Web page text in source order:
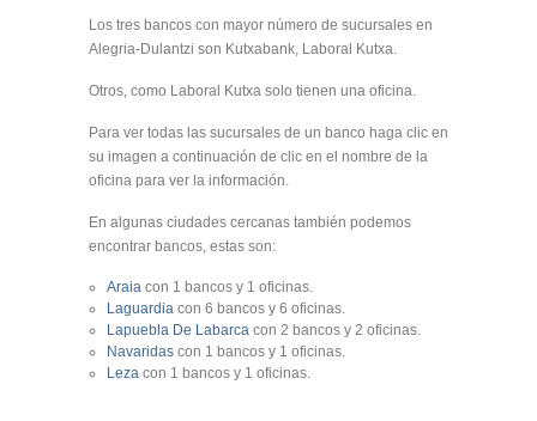
Los tres bancos con mayor número de sucursales en
Alegria-Dulantzi son Kutxabank, Laboral Kutxa.
Otros, como Laboral Kutxa solo tienen una oficina.
Para ver todas las sucursales de un banco haga clic en
su imagen a continuación de clic en el nombre de la
oficina para ver la información.
En algunas ciudades cercanas también podemos
encontrar bancos, estas son:
Araia con 1 bancos y 1 oficinas.
Laguardia con 6 bancos y 6 oficinas.
Lapuebla De Labarca con 2 bancos y 2 oficinas.
Navaridas con 1 bancos y 1 oficinas.
Leza con 1 bancos y 1 oficinas.